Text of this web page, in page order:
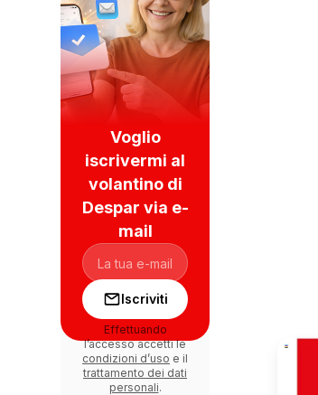
Voglio
iscrivermi al
volantino di
Despar via e-
mail
Iscriviti
Effettuando
l’accesso accetti le
condizioni d’uso e il
trattamento dei dati
personali.